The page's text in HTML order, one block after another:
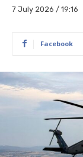
7 July 2026 / 19:16
Facebook